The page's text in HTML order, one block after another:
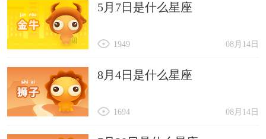
5月7日是什么星座
08月14日
1949
8月4日是什么星座
08月14日
1694